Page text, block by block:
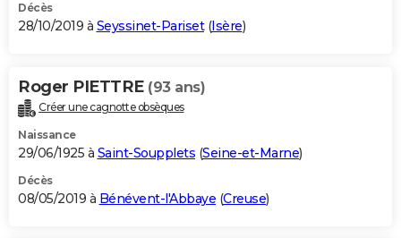
Décès
28/10/2019 à Seyssinet-Pariset(Isère)
Roger PIETTRE (93 ans)
Créer une cagnotte obsèques
Naissance
29/06/1925 à Saint-Soupplets (Seine-et-Marne)
Décès
08/05/2019 à Bénévent-l'Abbaye (Creuse)